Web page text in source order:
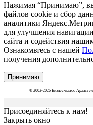
Нажимая “Принимаю”, вы
файлов cookie и сбор
аналитики
для улучшения
сайта и содействия
Ознакомьтесь с нашей
получения
Принимаю
© 2003-2026 Бизнес-класс
Присоединяйтесь к нам!
Закрыть окно